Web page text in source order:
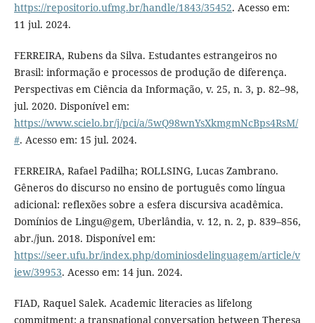
https://repositorio.ufmg.br/handle/1843/35452. Acesso em:
11 jul. 2024.
FERREIRA, Rubens da Silva. Estudantes estrangeiros no
Brasil: informação e processos de produção de diferença.
Perspectivas em Ciência da Informação, v. 25, n. 3, p. 82–98,
jul. 2020. Disponível em:
https://www.scielo.br/j/pci/a/5wQ98wnYsXkmgmNcBps4RsM/
#. Acesso em: 15 jul. 2024.
FERREIRA, Rafael Padilha; ROLLSING, Lucas Zambrano.
Gêneros do discurso no ensino de português como língua
adicional: reflexões sobre a esfera discursiva acadêmica.
Domínios de Lingu@gem, Uberlândia, v. 12, n. 2, p. 839–856,
abr./jun. 2018. Disponível em:
https://seer.ufu.br/index.php/dominiosdelinguagem/article/v
iew/39953. Acesso em: 14 jun. 2024.
FIAD, Raquel Salek. Academic literacies as lifelong
commitment: a transnational conversation between Theresa